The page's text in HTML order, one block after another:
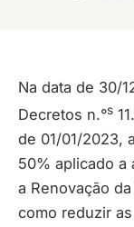
Na data de 30/
Decretos n.°s
de 01/01/2023,
50% aplicado a
a Renovação
como reduzir